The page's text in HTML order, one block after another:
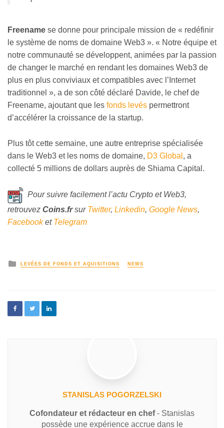
Freename se donne pour principale mission de « redéfinir
le système de noms de domaine Web3 ». « Notre équipe et
notre communauté se développent, animées par la passion
de changer le marché en rendant les domaines Web3 de
plus en plus conviviaux et compatibles avec l’Internet
traditionnel », a de son côté déclaré Davide, le chef de
Freename, ajoutant que les fonds levés permettront
d’accélérer la croissance de la startup.
Plus tôt cette semaine, une autre entreprise spécialisée
dans le Web3 et les noms de domaine, D3 Global , a
collecté 5 millions de dollars auprès de Shiama Capital.
Pour suivre facilement l’actu Crypto et Web3,
retrouvez Coins.frsur Twitter, Linkedin, Google News,
Facebooket Telegram
LEVÉES DE FONDS ET AQUISITIONS NEWS
STANISLAS POGORZELSKI
Cofondateur et rédacteur en chef- Stanislas
possède une expérience accrue dans le